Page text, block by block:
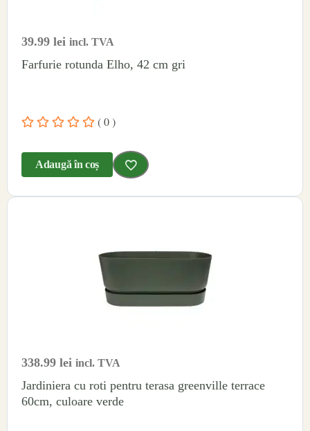
39.99 lei incl. TVA
Farfurie rotunda Elho, 42 cm gri
( 0 )
Adaugă în coș
338.99 lei incl. TVA
Jardiniera cu roti pentru terasa greenville terrace
60cm, culoare verde